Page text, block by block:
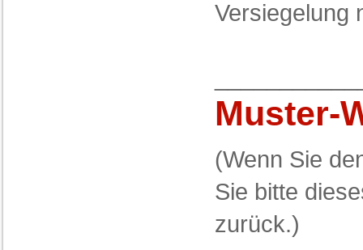
Versiegelung
Muster-
(Wenn Sie
Sie bitte
zurück.)